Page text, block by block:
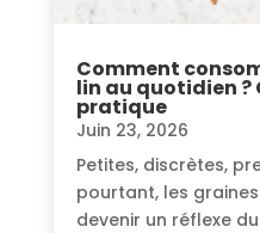
Comment
lin au quotidien ?
pratique
Juin 23, 2026
Petites, discrètes,
pourtant, les
devenir un réflexe